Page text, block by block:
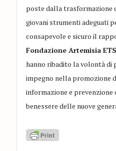
poste dalla trasformazione
giovani strumenti adeguati
consapevole e sicuro il
Fondazione Artemisia
hanno ribadito la volontà di
impegno nella promozione
informazione e prevenzione
benessere delle nuove